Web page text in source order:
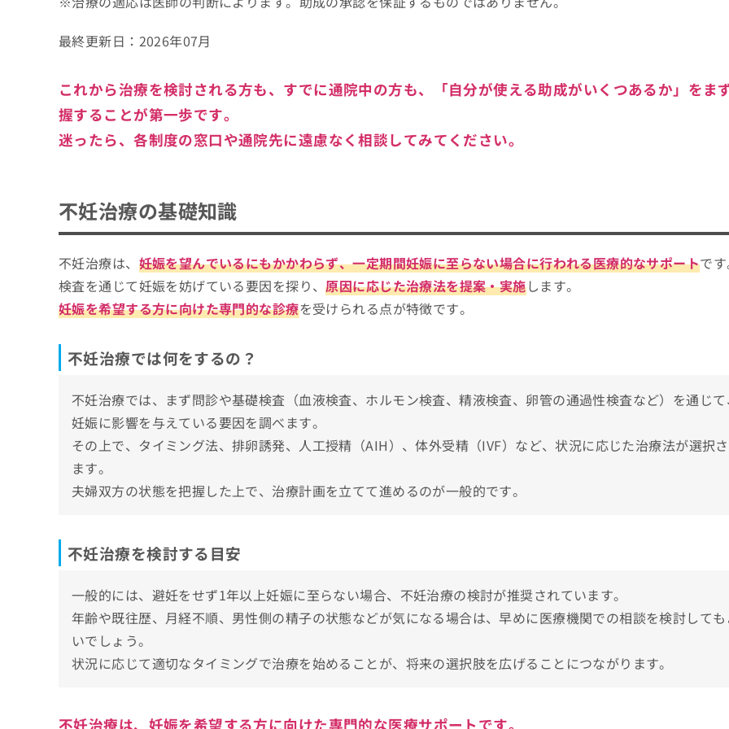
最終更新日： 2026年07月
これから治療を検討される方も、すでに通院中の方も、 「自分が使える助成がいくつあるか」 をま
握することが第一歩です。
迷ったら、各制度の窓口や通院先に遠慮なく相談してみてください。
不妊治療の基礎知識
不妊治療は、 妊娠を望んでいるにもかかわらず、一定期間妊娠に至らない場合に行われる医療的なサポートで
検査を通じて妊娠を妨げている要因を探り、原因に応じた治療法を提案・実施します。
妊娠を希望する方に向けた専門的な診療を受けられる点が特徴です。
不妊治療では何をするの？
不妊治療では、まず問診や基礎検査（血液検査、ホルモン検査、精液検査、卵管の通過性検査など）を通じ
妊娠に影響を与えている要因を調べます。
その上で、タイミング法、排卵誘発、人工授精（AIH）、体外受精（IVF）など、状況に応じた治療法が選択
ます。
夫婦双方の状態を把握した上で、治療計画を立てて進めるのが一般的です。
不妊治療を検討する目安
一般的には、避妊をせず1年以上妊娠に至らない場合、不妊治療の検討が推奨されています。
年齢や既往歴、月経不順、男性側の精子の状態などが気になる場合は、早めに医療機関での相談を検討して
いでしょう。
状況に応じて適切なタイミングで治療を始めることが、将来の選択肢を広げることにつながります。
不妊治療は、妊娠を希望する方に向けた専門的な医療サポートです。